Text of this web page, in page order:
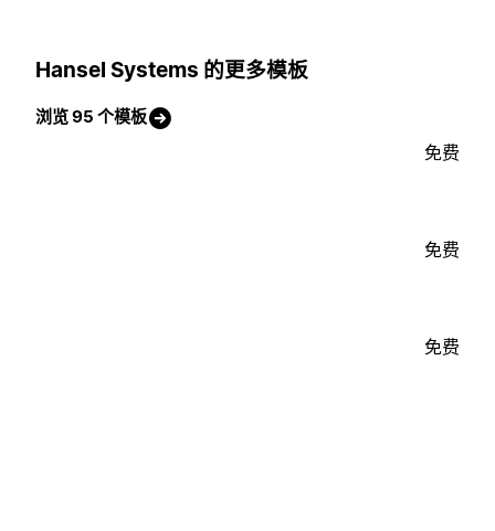
Hansel Systems 的更多模板
浏览 95 个模板
免费
免费
免费